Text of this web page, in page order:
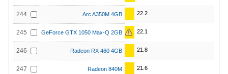
244 Arc A350M 4GB 22.2
245 GeForce GTX 1050 Max-Q 2GB 22.1
246 Radeon RX 460 4GB 21.8
247 Radeon 840M 21.6